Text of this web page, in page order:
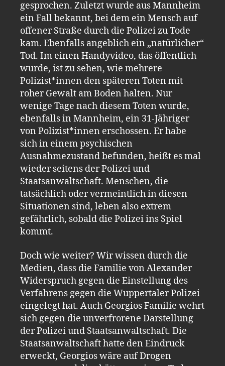
gesprochen. Zuletzt wurde aus Mannheim
ein Fall bekannt, bei dem ein Mensch auf
offener Straße durch die Polizei zu Tode
kam. Ebenfalls angeblich ein „natürlicher“
Tod. Im einen Handyvideo, das öffentlich
wurde, ist zu sehen, wie mehrere
Polizist*innen den späteren Toten mit
roher Gewalt am Boden halten. Nur
wenige Tage nach diesem Toten wurde,
ebenfalls in Mannheim, ein 31-Jähriger
von Polizist*innen erschossen. Er habe
sich in einem psychischen
Ausnahmezustand befunden, heißt es mal
wieder seitens der Polizei und
Staatsanwaltschaft. Menschen, die
tatsächlich oder vermeintlich in diesen
Situationen sind, leben also extrem
gefährlich, sobald die Polizei ins Spiel
kommt.
Doch wie weiter? Wir wissen durch die
Medien, dass die Familie von Alexander
Widerspruch gegen die Einstellung des
Verfahrens gegen die Wuppertaler Polizei
eingelegt hat. Auch Georgios Familie wehrt
sich gegen die unverfrorene Darstellung
der Polizei und Staatsanwaltschaft. Die
Staatsanwaltschaft hatte den Eindruck
erweckt, Georgios wäre auf Drogen